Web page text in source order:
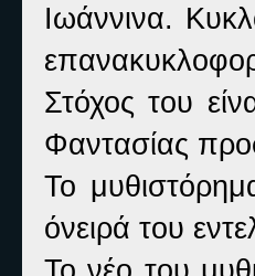
Ιωάννινα.
Στόχος του
Φαντασίας
Το
όνειρά του